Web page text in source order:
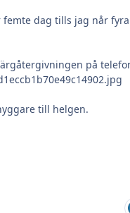
femte dag tills jag når fyra
på
till helgen.